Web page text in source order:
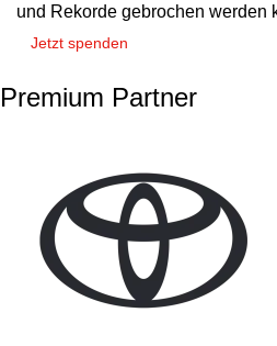
und Rekorde gebrochen werden
Jetzt spenden
Premium Partner